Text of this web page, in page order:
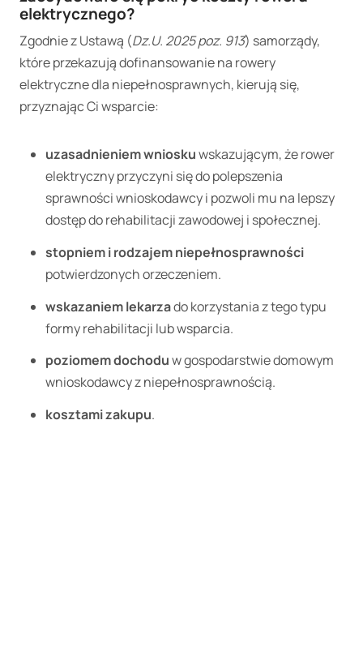
elektrycznego?
Zgodnie z Ustawą (Dz.U. 2025 poz. 913) samorządy,
które przekazują dofinansowanie na rowery
elektryczne dla niepełnosprawnych, kierują się,
przyznając Ci wsparcie:
uzasadnieniem wnioskuwskazującym, że rower
elektryczny przyczyni się do polepszenia
sprawności wnioskodawcy i pozwoli mu na lepszy
dostęp do rehabilitacji zawodowej i społecznej.
stopniem i rodzajem niepełnosprawności
potwierdzonych orzeczeniem.
wskazaniem lekarzado korzystania z tego typu
formy rehabilitacji lub wsparcia.
poziomem dochoduw gospodarstwie domowym
wnioskodawcy z niepełnosprawnością.
kosztami zakupu.